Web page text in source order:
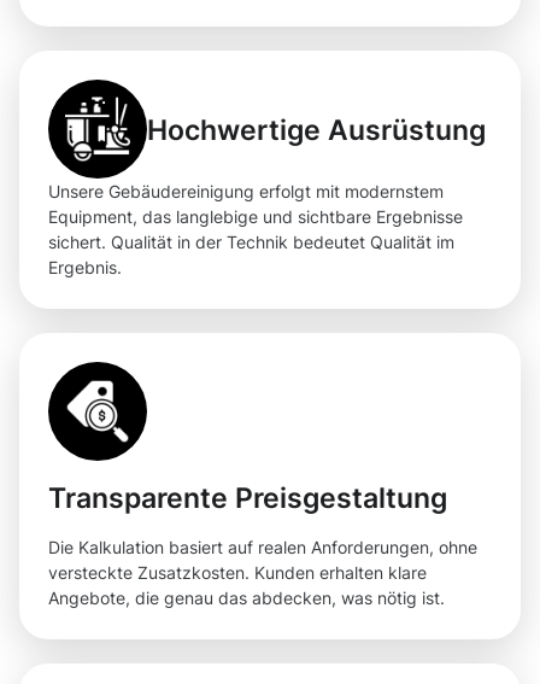
Hochwertige Ausrüstung
Unsere Gebäudereinigung erfolgt mit modernstem
Equipment, das langlebige und sichtbare Ergebnisse
sichert. Qualität in der Technik bedeutet Qualität im
Ergebnis.
Transparente Preisgestaltung
Die Kalkulation basiert auf realen Anforderungen, ohne
versteckte Zusatzkosten. Kunden erhalten klare
Angebote, die genau das abdecken, was nötig ist.